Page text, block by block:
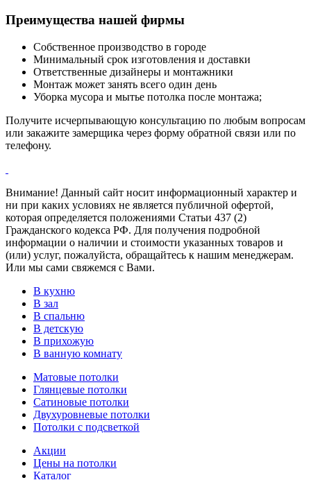
Преимущества нашей фирмы
Собственное производство в городе
Минимальный срок изготовления и доставки
Ответственные дизайнеры и монтажники
Монтаж может занять всего один день
Уборка мусора и мытье потолка после монтажа;
Получите исчерпывающую консультацию по любым вопросам
или закажите замерщика через форму обратной связи или по
телефону.
Внимание! Данный сайт носит информационный характер и
ни при каких условиях не является публичной офертой,
которая определяется положениями Статьи 437 (2)
Гражданского кодекса РФ. Для получения подробной
информации о наличии и стоимости указанных товаров и
(или) услуг, пожалуйста, обращайтесь к нашим менеджерам.
Или мы сами свяжемся с Вами.
В кухню
В зал
В спальню
В детскую
В прихожую
В ванную комнату
Матовые потолки
Глянцевые потолки
Сатиновые потолки
Двухуровневые потолки
Потолки с подсветкой
Акции
Цены на потолки
Каталог